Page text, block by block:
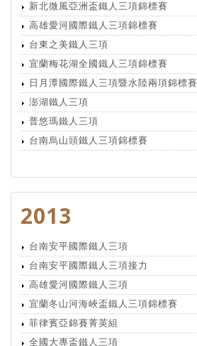
新北微風亞洲盃鐵人三項錦標賽
高雄愛河國際鐵人三項錦標賽
台東之美鐵人三項
宜蘭梅花湖全國鐵人三項錦標賽
日月潭國際鐵人三項暨水陸兩項錦標賽
澎湖鐵人三項
普悠瑪鐵人三項
台南烏山頭鐵人三項錦標賽
2013
台南安平國際鐵人三項
台南安平國際鐵人三項接力
高雄愛河國際鐵人三項
宜蘭冬山河海峽盃鐵人三項錦標賽
菲律賓亞錦賽菁英組
全國大專盃鐵人三項